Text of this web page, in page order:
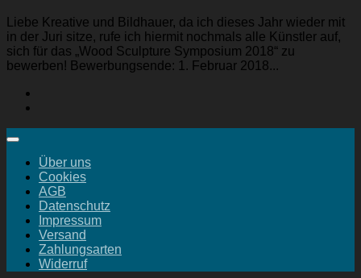
Liebe Kreative und Bildhauer, da ich dieses Jahr wieder mit
in der Juri sitze, rufe ich hiermit nochmals alle Künstler auf,
sich für das „Wood Sculpture Symposium 2018“ zu
bewerben! Bewerbungsende: 1. Februar 2018...
Über uns
Cookies
AGB
Datenschutz
Impressum
Versand
Zahlungsarten
Widerruf